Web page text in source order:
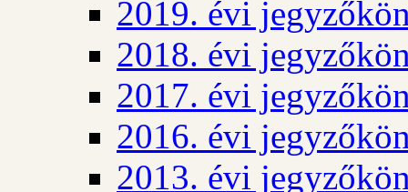
2019. évi
2018. évi
2017. évi
2016. évi
2013. évi